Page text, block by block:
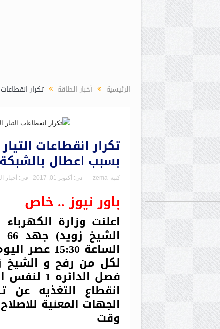
الرئيسية أخبار الطاقة تكرار
تكرار انقطاعات
بسبب اعطال بالشبكة
كتبه: zema فى: أكتوبر 01, 2017 فى: أخبار
باور نيوز .. خاص
لكل من رفح و
انقطاع التغذيه عن
الجهات المعنية
وقت